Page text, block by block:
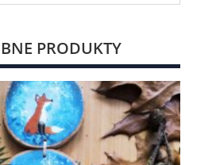
PRODUKTY